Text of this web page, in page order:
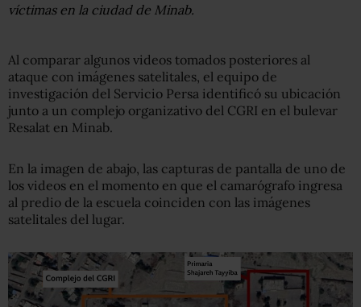
víctimas en la ciudad de Minab.
Al comparar algunos videos tomados posteriores al
ataque con imágenes satelitales, el equipo de
investigación del Servicio Persa identificó su ubicación
junto a un complejo organizativo del CGRI en el bulevar
Resalat en Minab.
En la imagen de abajo, las capturas de pantalla de uno de
los videos en el momento en que el camarógrafo ingresa
al predio de la escuela coinciden con las imágenes
satelitales del lugar.